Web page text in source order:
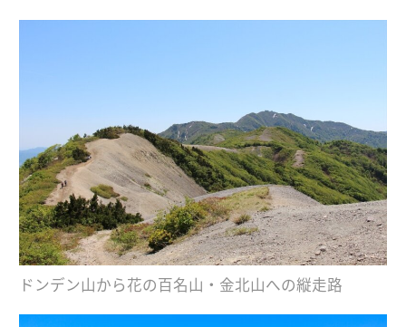
ドンデン山から花の百名山・金北山への縦走路